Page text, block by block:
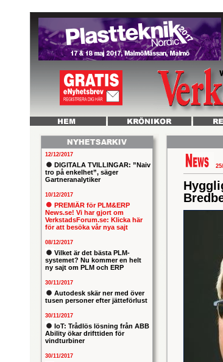
12/12/2017
DIGITALA TVILLINGAR: ”Naiv
tro på enkelhet”, säger
Gartneranalytiker
10/12/2017
PREMIÄR för PLM&ERP
News.se! Vi har gjort om
VerkstadsForum.se: Klicka här
för att besöka vår nya sajt
08/12/2017
Vilket är det bästa PLM-
systemet? Nu kommer en helt
ny sajt om PLM och ERP
30/11/2017
Autodesk skär ner med över
tusen personer efter jätteförlust
30/11/2017
IoT: Trådlös lösning från ABB
Ability ökar drifttiden för
vindturbiner
30/11/2017